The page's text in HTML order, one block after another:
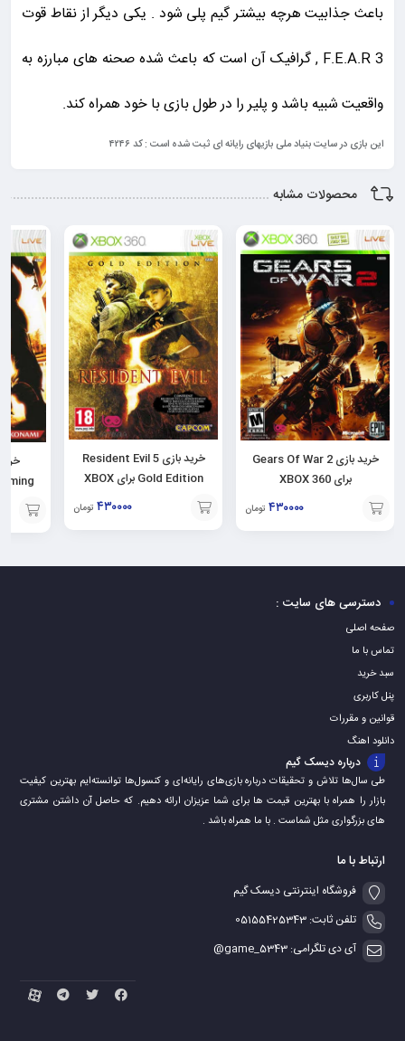
باعث جذابیت هرچه بیشتر گیم پلی شود . یکی دیگر از نقاط قوت
F.E.A.R 3 , گرافیک آن است که باعث شده صحنه های مبارزه به
واقعیت شبیه باشد و پلیر را در طول بازی با خود همراه کند.
این بازی در سایت بنیاد ملی بازیهای رایانه ای ثبت شده است : کد ۴۲۴۶
محصولات مشابه
خرید بازی Gears Of War 2
برای XBOX 360
۴۳۰۰۰۰ تومان
افزودن
به
خرید بازی Resident Evil 5
Gold Edition برای XBOX
۴۳۰۰۰۰ تومان
افزودن
به
افزودن
به
دسترسی های سایت :
صفحه اصلی
تماس با ما
سبد خرید
پنل کاربری
قوانین و مقررات
دانلود اهنگ
درباره دیسک گیم
طی سال‌ها تلاش و تحقیقات درباره بازی‌های رایانه‌ای و کنسول‌ها توانسته‌ایم بهترین کیفیت
بازار را همراه با بهترین قیمت ها برای شما عزیزان ارائه دهیم. که حاصل آن داشتن مشتری
های بزرگواری مثل شماست . با ما همراه باشد .
ارتباط با ما
فروشگاه اینترنتی دیسک گیم
تلفن ثابت: 05155425343
آی دی تلگرامی: game_5343@